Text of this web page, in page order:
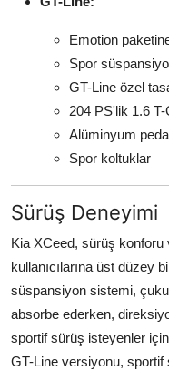
Emotion
Spor
GT-Line özel
204 PS'lik 1.6
Alüminyum
Spor koltuklar
Sürüş Deneyimi
Kia XCeed, sürüş konforu
kullanıcılarına üst düzey
süspansiyon sistemi,
absorbe ederken,
sportif sürüş isteyenler
GT-Line versiyonu, sportif